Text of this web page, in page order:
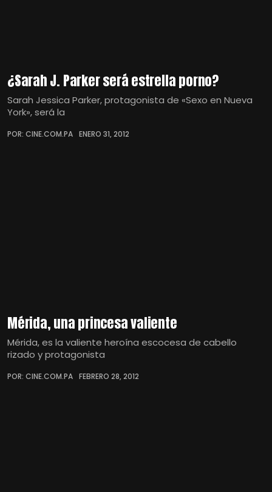
¿Sarah J. Parker será estrella porno?
Sarah Jessica Parker, protagonista de «Sexo en Nueva
York», será la
POR: CINE.COM.PA ENERO 31, 2012
Mérida, una princesa valiente
Mérida, es la valiente heroína escocesa de cabello
rizado y protagonista
POR: CINE.COM.PA FEBRERO 28, 2012